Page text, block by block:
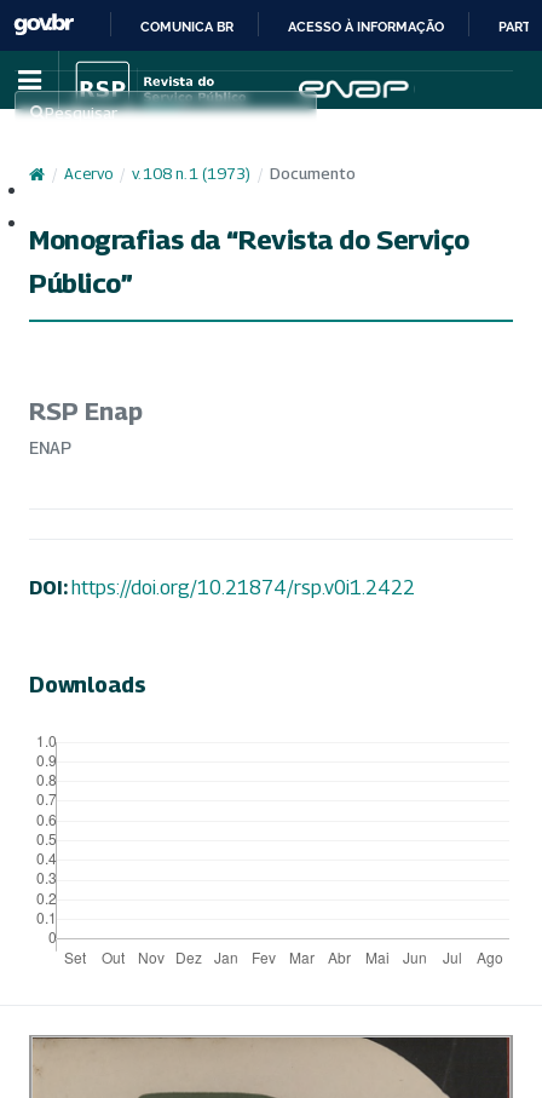
IR
PARA
CONTEÚDO
COMUNICA BR ACESSO À INFORMAÇÃO
Pesquisar
/ Acervo / v. 108 n. 1 (1973) / Documento
Monografias da “Revista do Serviço
Público”
RSP Enap
ENAP
DOI:https://doi.org/10.21874/rsp.v0i1.2422
Downloads